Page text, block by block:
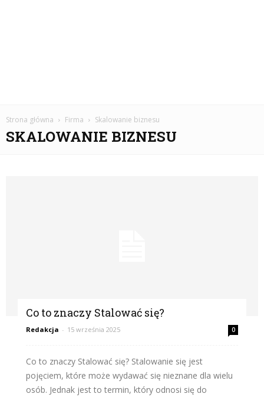
Strona główna Firma Skalowanie biznesu
SKALOWANIE BIZNESU
Co to znaczy Stalować się?
Redakcja - 15 września 2025 0
Co to znaczy Stalować się? Stalowanie się jest
pojęciem, które może wydawać się nieznane dla wielu
osób. Jednak jest to termin, który odnosi się do